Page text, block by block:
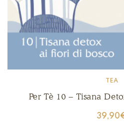
TEA
Per Tè 10 – Tisana
39,90